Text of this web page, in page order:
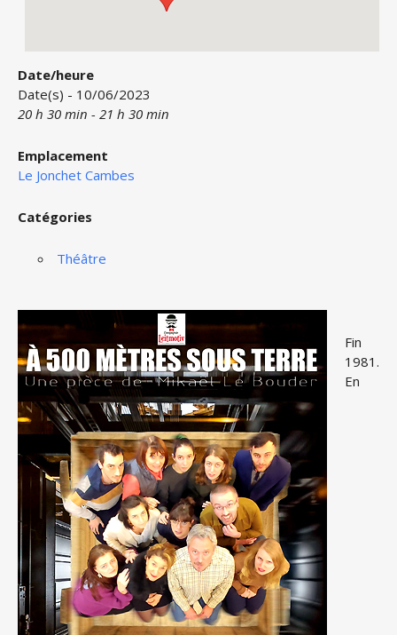
Date/heure
Date(s) - 10/06/2023
20 h 30 min - 21 h 30 min
Emplacement
Le Jonchet Cambes
Catégories
Théâtre
Fin
1981.
En